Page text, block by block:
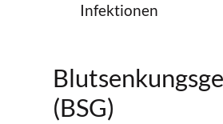
Infektionen
(BSG)